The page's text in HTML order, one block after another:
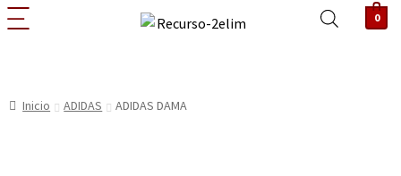
0
Inicio ADIDAS ADIDAS DAMA